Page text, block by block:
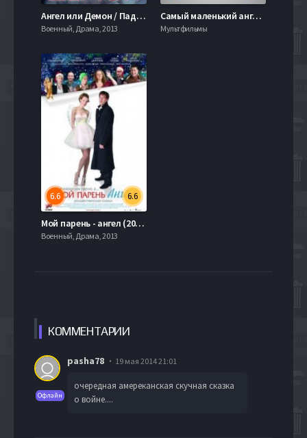
Ангел или Демон / Падший ангел (1,2 Сезон)
Военный, Драма, 2013
Самый маленький ангел (2011)
Мультфильмы
6.6
6.6
Мой парень - ангел (2012)
Военный, Драма, 2013
КОММЕНТАРИИ
Офлайн
pasha78 19 мая 2014 21:01
очередная амереканская скучная сказка
о войне....